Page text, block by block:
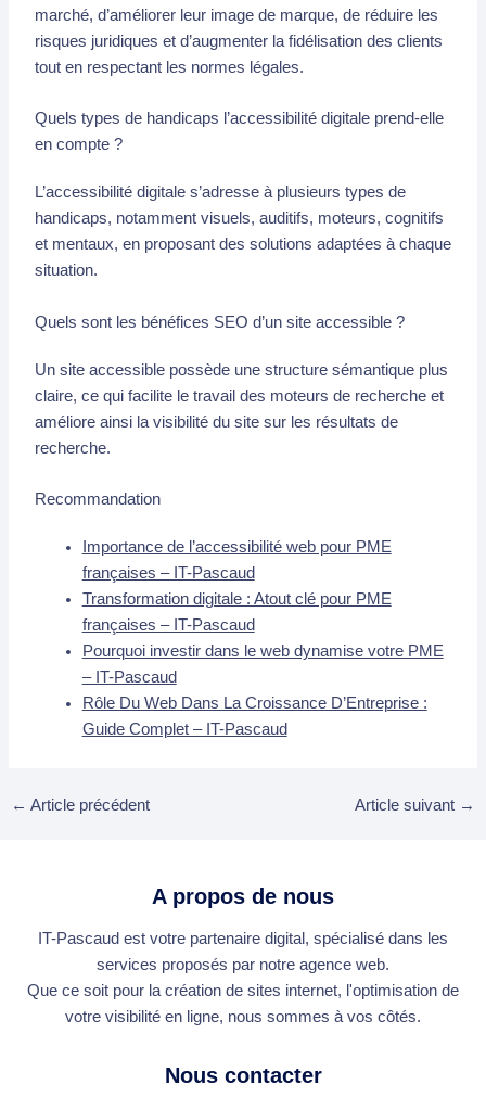
marché, d’améliorer leur image de marque, de réduire les
risques juridiques et d’augmenter la fidélisation des clients
tout en respectant les normes légales.
Quels types de handicaps l’accessibilité digitale prend-elle
en compte ?
L’accessibilité digitale s’adresse à plusieurs types de
handicaps, notamment visuels, auditifs, moteurs, cognitifs
et mentaux, en proposant des solutions adaptées à chaque
situation.
Quels sont les bénéfices SEO d’un site accessible ?
Un site accessible possède une structure sémantique plus
claire, ce qui facilite le travail des moteurs de recherche et
améliore ainsi la visibilité du site sur les résultats de
recherche.
Recommandation
Importance de l’accessibilité web pour PME
françaises – IT-Pascaud
Transformation digitale : Atout clé pour PME
françaises – IT-Pascaud
Pourquoi investir dans le web dynamise votre PME
– IT-Pascaud
Rôle Du Web Dans La Croissance D’Entreprise :
Guide Complet – IT-Pascaud
← Article précédent Article suivant →
A propos de nous
IT-Pascaud est votre partenaire digital, spécialisé dans les
services proposés par notre agence web.
Que ce soit pour la création de sites internet, l'optimisation de
votre visibilité en ligne, nous sommes à vos côtés.
Nous contacter